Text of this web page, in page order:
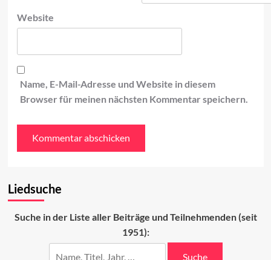
Website
Name, E-Mail-Adresse und Website in diesem
Browser für meinen nächsten Kommentar speichern.
Liedsuche
Suche in der Liste aller Beiträge und Teilnehmenden (seit
1951):
Suche